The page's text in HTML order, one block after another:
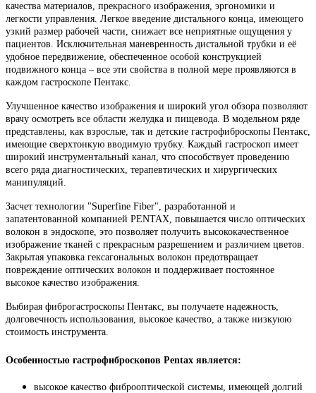
качества материалов, прекрасного изображения, эргономики и
легкости управления. Легкое введение дистального конца, имеющего
узкий размер рабочей части, снижает все неприятные ощущения у
пациентов. Исключительная маневренность дистальной трубки и её
удобное передвижение, обеспеченное особой конструкцией
подвижного конца – все эти свойства в полной мере проявляются в
каждом гастроскопе Пентакс.
Улучшенное качество изображения и широкий угол обзора позволяют
врачу осмотреть все области желудка и пищевода. В модельном ряде
представлены, как взрослые, так и детские гастрофиброскопы Пентакс,
имеющие сверхтонкую вводимую трубку. Каждый гастроскоп имеет
широкий инструментальный канал, что способствует проведению
всего ряда диагностических, терапевтических и хирургических
манипуляций.
Засчет технологии "Superfine Fiber", разработанной и
запатентованной компанией PENTAX, повышается число оптических
волокон в эндоскопе, это позволяет получить высококачественное
изображение тканей с прекрасным разрешением и различием цветов.
Закрытая упаковка гексагональных волокон предотвращает
повреждение оптических волокон и поддерживает постоянное
высокое качество изображения.
Выбирая фиброгастроскопы Пентакс, вы получаете надежность,
долговечность использования, высокое качество, а также низкуюю
стоимость инструмента.
Особенностью гастрофиброскопов Pentax является:
высокое качество фиброоптической системы, имеющей долгий